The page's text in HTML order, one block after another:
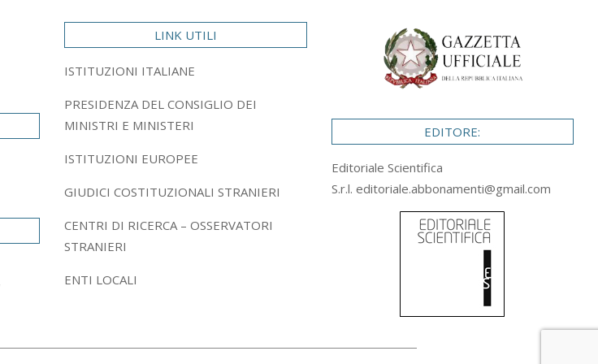
LINK UTILI
ISTITUZIONI ITALIANE
PRESIDENZA DEL CONSIGLIO DEI
MINISTRI E MINISTERI
ISTITUZIONI EUROPEE
GIUDICI COSTITUZIONALI STRANIERI
CENTRI DI RICERCA – OSSERVATORI
STRANIERI
ENTI LOCALI
EDITORE:
Editoriale Scientifica
S.r.l. editoriale.abbonamenti@gmail.com